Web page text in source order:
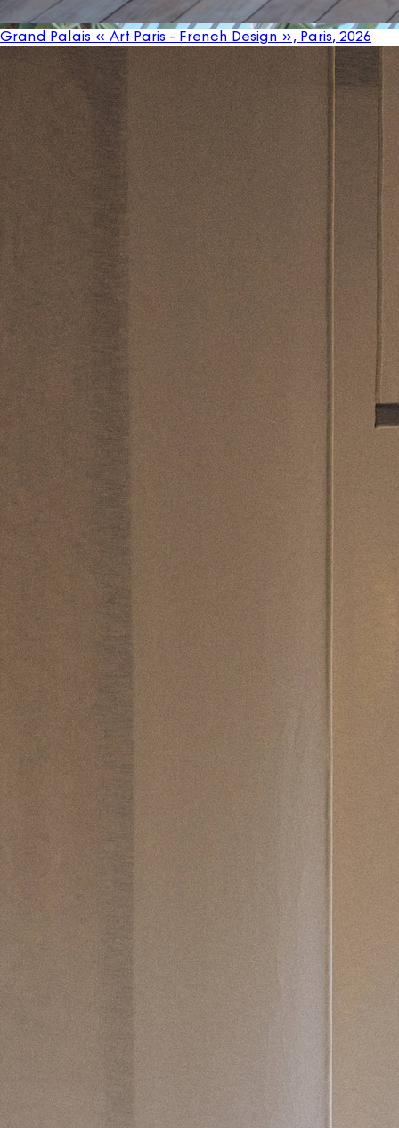
Grand Palais « Art Paris - French Design », Paris, 2026